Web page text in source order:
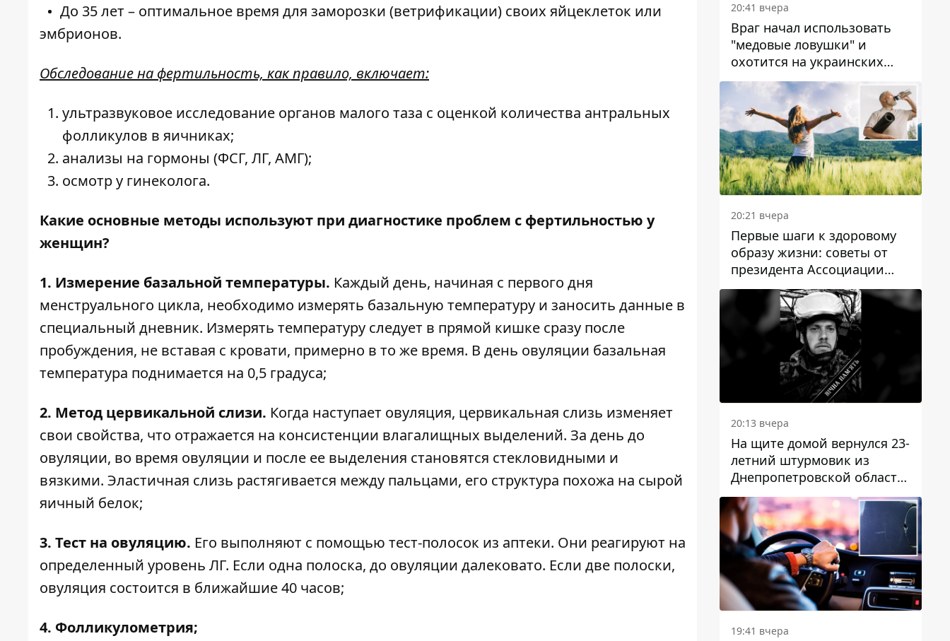
До 35 лет – оптимальное время для заморозки (ветрификации) своих яйцеклеток или
эмбрионов.
Обследование на фертильность, как правило, включает:
ультразвуковое исследование органов малого таза с оценкой количества антральных
фолликулов в яичниках;
анализы на гормоны (ФСГ, ЛГ, АМГ);
осмотр у гинеколога.
Какие основные методы используют при диагностике проблем с фертильностью у
женщин?
1. Измерение базальной температуры. Каждый день, начиная с первого дня
менструального цикла, необходимо измерять базальную температуру и заносить данные в
специальный дневник. Измерять температуру следует в прямой кишке сразу после
пробуждения, не вставая с кровати, примерно в то же время. В день овуляции базальная
температура поднимается на 0,5 градуса;
2. Метод цервикальной слизи. Когда наступает овуляция, цервикальная слизь изменяет
свои свойства, что отражается на консистенции влагалищных выделений. За день до
овуляции, во время овуляции и после ее выделения становятся стекловидными и
вязкими. Эластичная слизь растягивается между пальцами, его структура похожа на сырой
яичный белок;
3. Тест на овуляцию. Его выполняют с помощью тест-полосок из аптеки. Они реагируют на
определенный уровень ЛГ. Если одна полоска, до овуляции далековато. Если две полоски,
овуляция состоится в ближайшие 40 часов;
4. Фолликулометрия;
20:41 вчера
Враг начал использовать
"медовые ловушки" и
охотится на украинских
военнослужащих
20:21 вчера
Первые шаги к здоровому
образу жизни: советы от
президента Ассоциации
диетологов Украины
20:13 вчера
На щите домой вернулся 23-
летний штурмовик из
Днепропетровской области
Богдан Бескровный
19:41 вчера